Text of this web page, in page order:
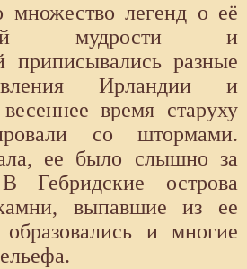
множество легенд о её
мудрости и
приписывались разные
Ирландии и
время старуху
со штормами.
ее было слышно за
Гебридские острова
выпавшие из ее
и многие